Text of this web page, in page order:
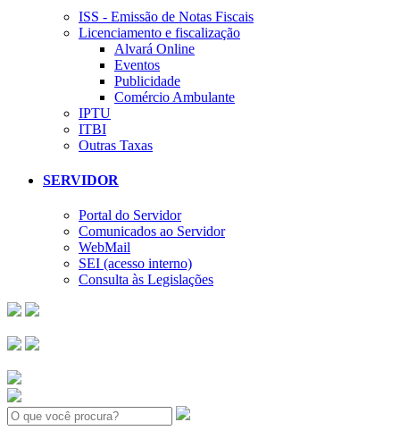
ISS - Emissão de Notas Fiscais
Licenciamento e fiscalização
Alvará Online
Eventos
Publicidade
Comércio Ambulante
IPTU
ITBI
Outras Taxas
SERVIDOR
Portal do Servidor
Comunicados ao Servidor
WebMail
SEI (acesso interno)
Consulta às Legislações
Search: